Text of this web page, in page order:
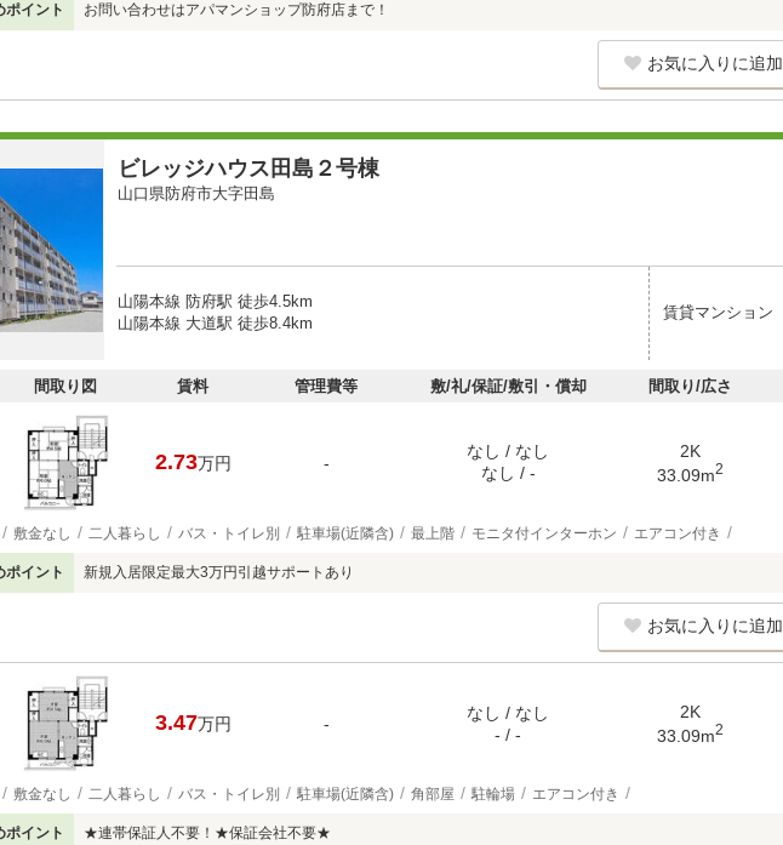
ポイント お問い合わせはアパマンショップ防府店まで！
お気に入りに追加
ビレッジハウス田島２号棟
山口県防府市大字田島
山陽本線 防府駅 徒歩4.5km
山陽本線 大道駅 徒歩8.4km
賃貸マンション
間取り図 賃料 管理費等 敷/礼/保証/敷引・償却 間取り/広さ
2.73万円 -
なし / なし
なし / -
2K
33.09m2
敷金なし 二人暮らし バス・トイレ別 駐車場(近隣含) 最上階 モニタ付インターホン エアコン付き
ポイント 新規入居限定最大3万円引越サポートあり
お気に入りに追加
3.47万円 -
なし / なし
- / -
2K
33.09m2
敷金なし 二人暮らし バス・トイレ別 駐車場(近隣含) 角部屋 駐輪場 エアコン付き
ポイント ★連帯保証人不要！★保証会社不要★